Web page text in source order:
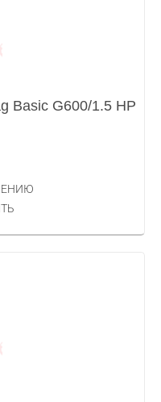
Basic G600/1.5 HP